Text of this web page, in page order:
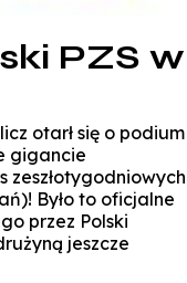
PZS w
otarł się o podium
gigancie
zeszłotygodniowych
Było to oficjalne
przez Polski
jeszcze